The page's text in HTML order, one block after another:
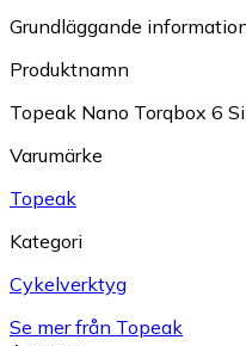
Grundläggande
Produktnamn
Topeak Nano Torqbox 6
Varumärke
Topeak
Kategori
Cykelverktyg
Se mer från Topeak